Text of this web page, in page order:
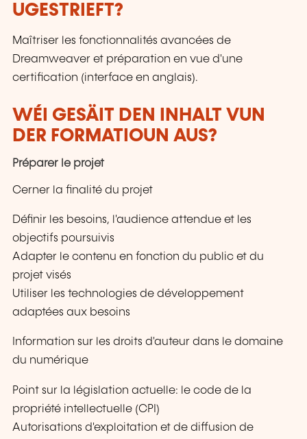
UGESTRIEFT?
Maîtriser les fonctionnalités avancées de
Dreamweaver et préparation en vue d'une
certification (interface en anglais).
WÉI GESÄIT DEN INHALT VUN
DER FORMATIOUN AUS?
Préparer le projet
Cerner la finalité du projet
Définir les besoins, l'audience attendue et les
objectifs poursuivis
Adapter le contenu en fonction du public et du
projet visés
Utiliser les technologies de développement
adaptées aux besoins
Information sur les droits d'auteur dans le domaine
du numérique
Point sur la législation actuelle: le code de la
propriété intellectuelle (CPI)
Autorisations d'exploitation et de diffusion de